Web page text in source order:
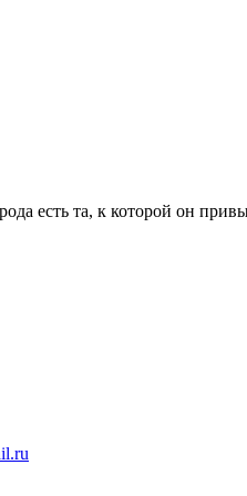
есть та, к которой он